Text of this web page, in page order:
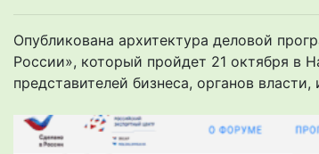
Опубликована архитектура деловой
России», который пройдет 21 октября в
представителей бизнеса, органов